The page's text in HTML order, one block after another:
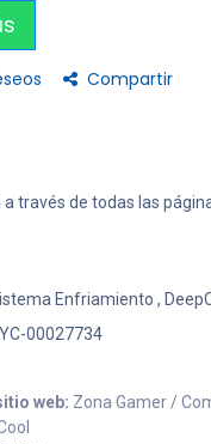
Compartir
través de todas las
Enfriamiento ,
00027734
web: Zona Gamer /